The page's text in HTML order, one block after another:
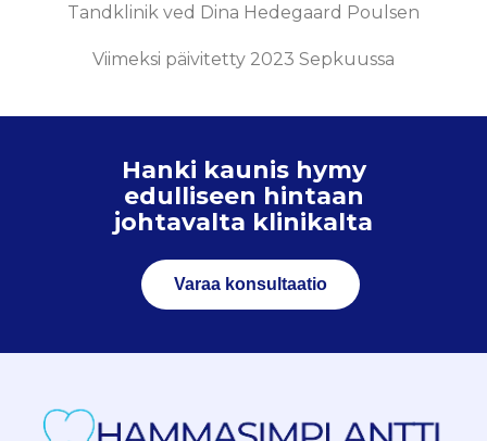
Tandklinik ved Dina Hedegaard Poulsen
Viimeksi päivitetty 2023 Sepkuussa
Hanki kaunis hymy
edulliseen hintaan
johtavalta klinikalta
Varaa konsultaatio